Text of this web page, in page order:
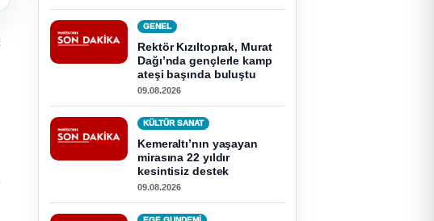
GENEL
Rektör Kızıltoprak, Murat
Dağı’nda gençlerle kamp
ateşi başında buluştu
09.08.2026
KÜLTÜR SANAT
Kemeraltı’nın yaşayan
mirasına 22 yıldır
kesintisiz destek
09.08.2026